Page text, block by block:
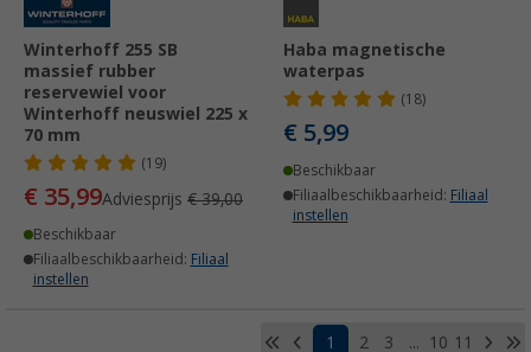
Winterhoff 255 SB
massief rubber
reservewiel voor
Winterhoff neuswiel 225 x
70 mm
(19)
€ 35,99Adviesprijs € 39,00
Beschikbaar
Filiaalbeschikbaarheid: Filiaal
instellen
Haba magnetische
waterpas
(18)
€ 5,99
Beschikbaar
Filiaalbeschikbaarheid: Filiaal
instellen
1 2 3 ... 10 11